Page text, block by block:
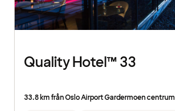
Quality Hotel™ 33
33.8 km från Oslo Airport Gardermoen centrum